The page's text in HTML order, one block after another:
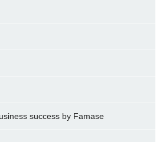
success by Famase